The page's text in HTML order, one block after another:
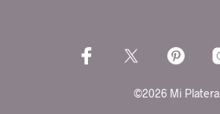
©2026 Mi Platera